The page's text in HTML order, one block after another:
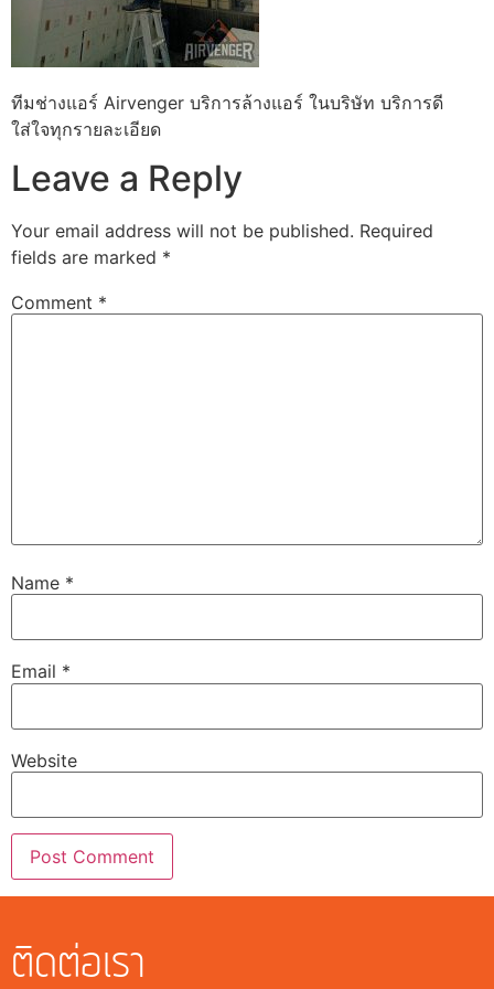
ทีมช่างแอร์ Airvenger บริการล้างแอร์ ในบริษัท บริการดี
ใส่ใจทุกรายละเอียด
Leave a Reply
Your email address will not be published. Required
fields are marked *
Comment *
Name *
Email *
Website
ติดต่อเรา